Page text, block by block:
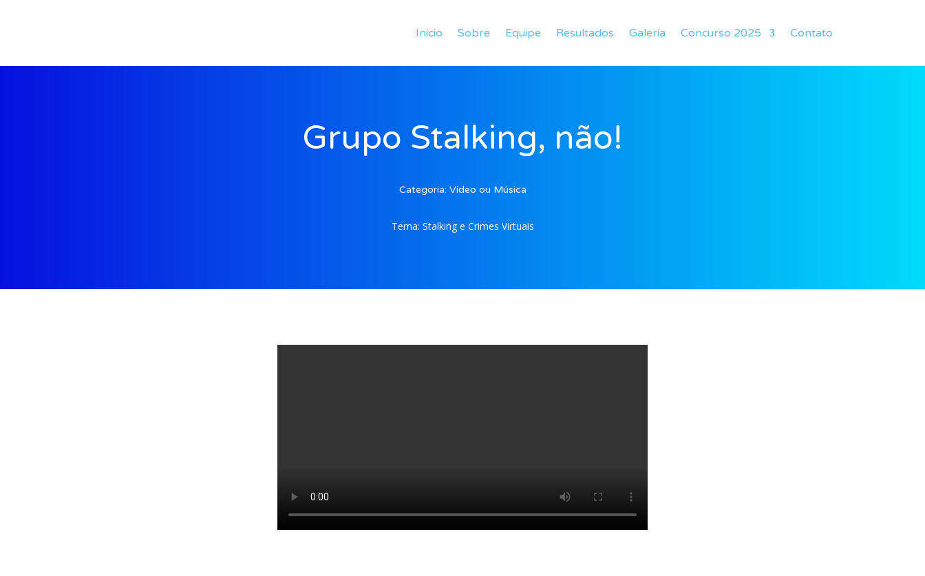
Inicio Sobre Equipe Resultados Galeria Concurso 2025 Contato
Grupo Stalking, não!
Categoria: Vídeo ou Música
Tema: Stalking e Crimes Virtuais